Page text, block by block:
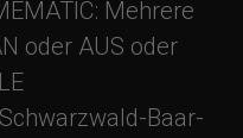
Mehrere
oder AUS oder
Baar-